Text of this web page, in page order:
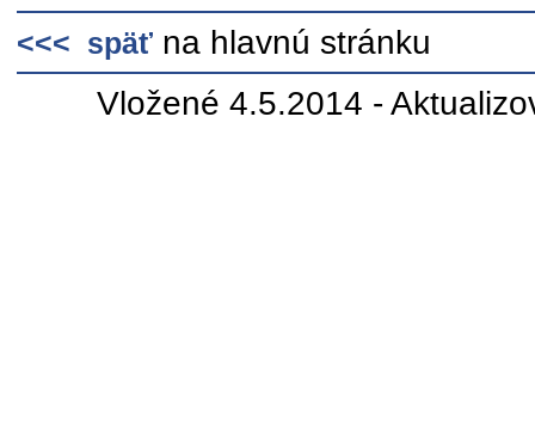
<<< späť na hlavnú stránku
Vložené 4.5.2014 -